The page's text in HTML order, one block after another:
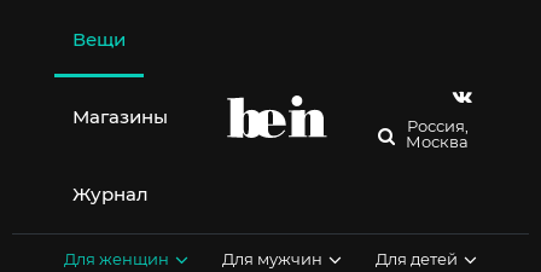
содержимому
Вещи
Магазины
Журнал
Россия,
Москва
Для женщин Для мужчин Для детей